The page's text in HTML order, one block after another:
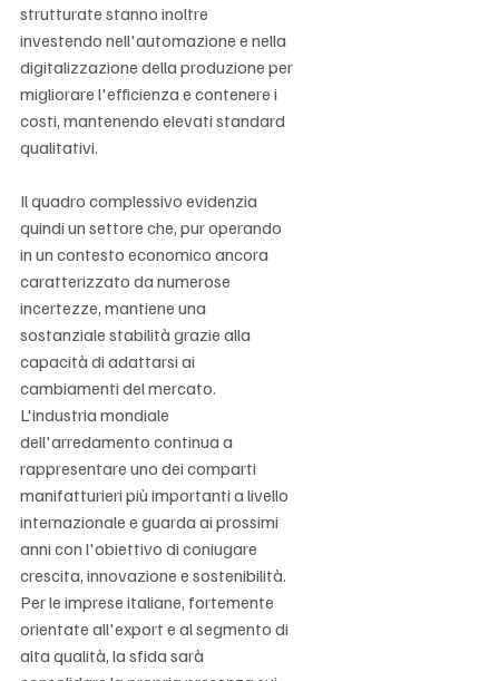
strutturate stanno inoltre
investendo nell'automazione e nella
digitalizzazione della produzione per
migliorare l'efficienza e contenere i
costi, mantenendo elevati standard
qualitativi.
Il quadro complessivo evidenzia
quindi un settore che, pur operando
in un contesto economico ancora
caratterizzato da numerose
incertezze, mantiene una
sostanziale stabilità grazie alla
capacità di adattarsi ai
cambiamenti del mercato.
L'industria mondiale
dell'arredamento continua a
rappresentare uno dei comparti
manifatturieri più importanti a livello
internazionale e guarda ai prossimi
anni con l'obiettivo di coniugare
crescita, innovazione e sostenibilità.
Per le imprese italiane, fortemente
orientate all'export e al segmento di
alta qualità, la sfida sarà